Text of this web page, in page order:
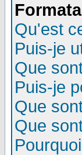
Qu'est
Puis-je
Que
Puis-je
Que
Que